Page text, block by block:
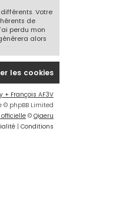
Votre
de
perdu mon
alors
les cookies
+ François AF3V
© phpBB Limited
© Qiaeru
| Conditions